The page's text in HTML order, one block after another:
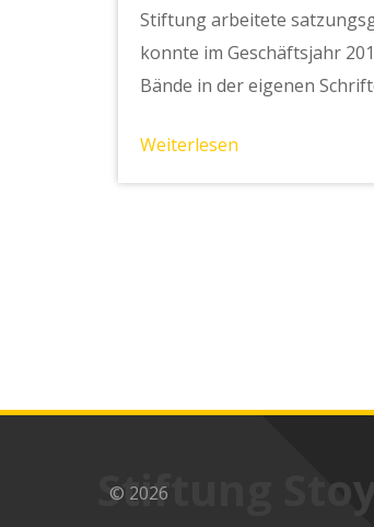
Stiftung arbeitete
konnte im Geschäftsjahr
Bände in der eigenen
Weiterlesen
Stiftung
© 2026